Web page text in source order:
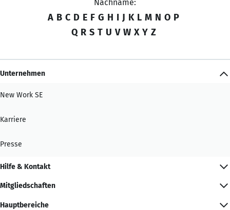
Nachname:
A B C D E F G H I J K L M N O P
Q R S T U V W X Y Z
Unternehmen
New Work SE
Karriere
Presse
Hilfe & Kontakt
Mitgliedschaften
Hauptbereiche